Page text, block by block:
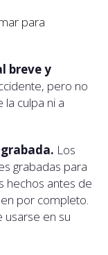
para
breve y
pero no
culpa ni a
Los
grabadas para
hechos antes de
por completo.
usarse en su